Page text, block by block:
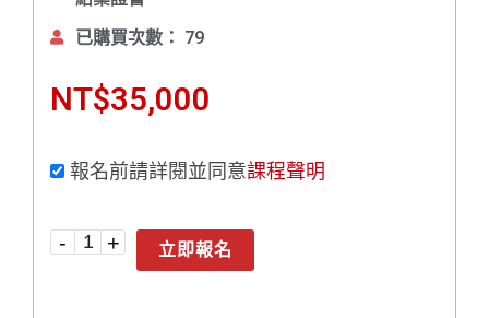
已購買次數： 79
NT$35,000
報名前請詳閱並同意課程聲明
立即報名